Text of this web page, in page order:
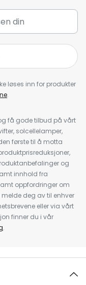
løses inn for produkter
.
få gode tilbud på vårt
solcellelamper,
første til å motta
og
innhold fra
oppfordringer om
deg av til enhver
eller via vårt
finner du i vår
.